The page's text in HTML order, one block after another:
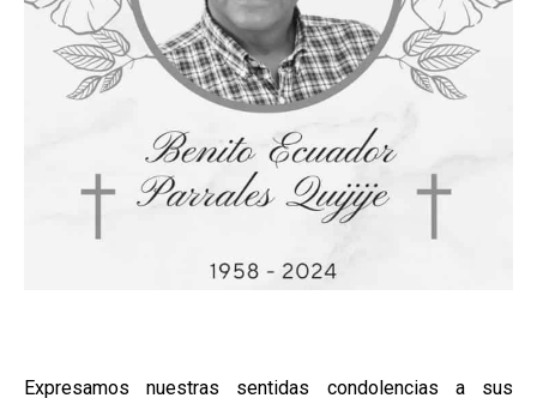
Expresamos nuestras sentidas condolencias a sus